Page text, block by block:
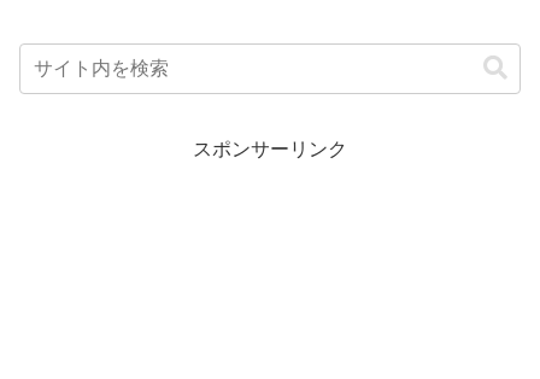
スポンサーリンク